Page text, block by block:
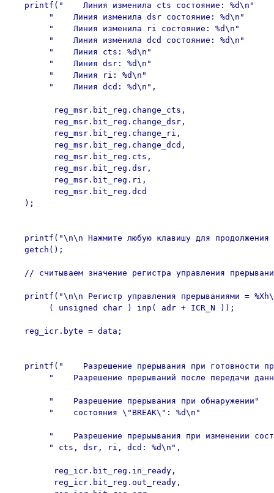
   printf("    Линия изменила cts состояние: %d\n"
        "    Линия изменила dsr состояние: %d\n"
        "    Линия изменила ri состояние: %d\n"
        "    Линия изменила dcd состояние: %d\n"
        "    Линия cts: %d\n"
        "    Линия dsr: %d\n"
        "    Линия ri: %d\n"
        "    Линия dcd: %d\n",
         reg_msr.bit_reg.change_cts,
         reg_msr.bit_reg.change_dsr,
         reg_msr.bit_reg.change_ri,
         reg_msr.bit_reg.change_dcd,
         reg_msr.bit_reg.cts,
         reg_msr.bit_reg.dsr,
         reg_msr.bit_reg.ri,
         reg_msr.bit_reg.dcd
   );
printf("\n\n Нажмите любую клавишу для продолжения
   getch();
// считываем значение регистра управления
printf("\n\n Регистр управления прерываниями =
        ( unsigned char ) inp( adr + ICR_N ));
   reg_icr.byte = data;
printf("    Разрешение прерывания при готовности
"    Разрешение прерываний после передачи
        "    Разрешение прерывания при обнаружении"
        "    состояния \"BREAK\": %d\n"
"    Разрешение прерыывания при изменении
        " cts, dsr, ri, dcd: %d\n",
         reg_icr.bit_reg.in_ready,
         reg_icr.bit_reg.out_ready,